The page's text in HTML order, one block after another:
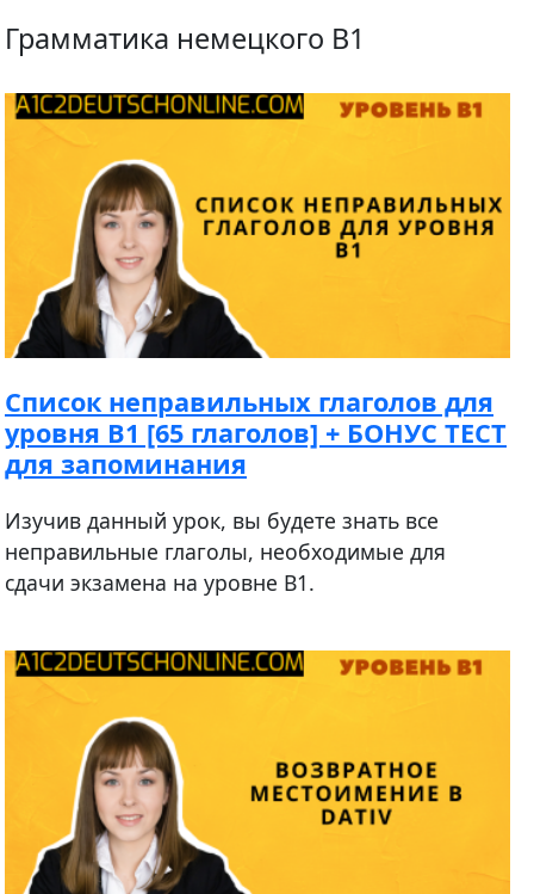
Грамматика немецкого B1
Список неправильных глаголов для
уровня В1 [65 глаголов] + БОНУС ТЕСТ
для запоминания
Изучив данный урок, вы будете знать все
неправильные глаголы, необходимые для
сдачи экзамена на уровне B1.